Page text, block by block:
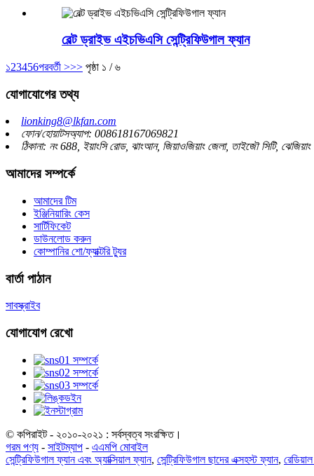
বেল্ট ড্রাইভ এইচভিএসি সেন্ট্রিফিউগাল ফ্যান
১23456পরবর্তী >>> পৃষ্ঠা ১ / ৬
যোগাযোগের তথ্য
lionking8@lkfan.com
ফোন/হোয়াটসঅ্যাপ: 008618167069821
ঠিকানা: নং 688, ইয়াংসি রোড, ঝাংআন, জিয়াওজিয়াং জেলা, তাইজৌ সিটি, ঝেজিয়াং
আমাদের সম্পর্কে
আমাদের টিম
ইঞ্জিনিয়ারিং কেস
সার্টিফিকেট
ডাউনলোড করুন
কোম্পানির শো/ফ্যাক্টরি ট্যুর
বার্তা পাঠান
সাবস্ক্রাইব
যোগাযোগ রেখো
© কপিরাইট - ২০১০-২০২১ : সর্বস্বত্ব সংরক্ষিত।
গরম পণ্য - সাইটম্যাপ - এএমপি মোবাইল
সেন্ট্রিফিউগাল ফ্যান এবং অ্যাক্সিয়াল ফ্যান, সেন্ট্রিফিউগাল ছাদের এক্সহস্ট ফ্যান,